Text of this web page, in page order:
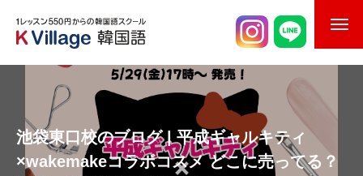
校舎案内
ご入校までの流れ
韓国語講師紹介
池袋東口校のブログ | 平成ギャルキティ
×wakemakeコラボコスメ どこに売ってる？